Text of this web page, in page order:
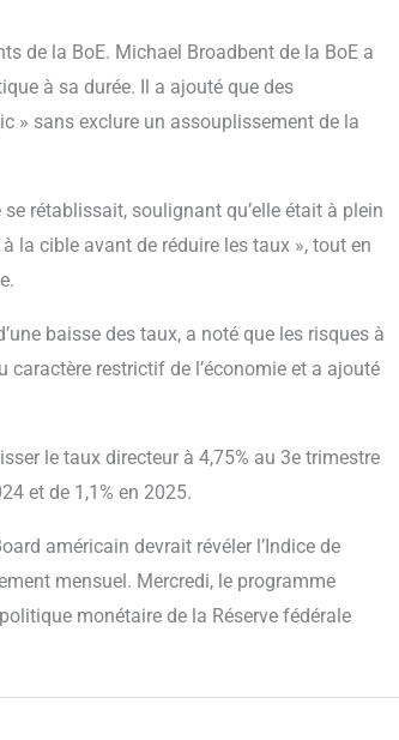
de la BoE. Michael Broadbent de la BoE a
à sa durée. Il a ajouté que des
» sans exclure un assouplissement de la
rétablissait, soulignant qu’elle était à plein
la cible avant de réduire les taux », tout en
baisse des taux, a noté que les risques à
restrictif de l’économie et a ajouté
le taux directeur à 4,75% au 3e trimestre
et de 1,1% en 2025.
américain devrait révéler l’Indice de
mensuel. Mercredi, le programme
monétaire de la Réserve fédérale